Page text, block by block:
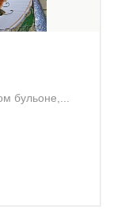
бульоне,...